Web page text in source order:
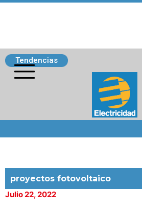
Tendencias
proyectos fotovoltaico
Julio 22, 2022